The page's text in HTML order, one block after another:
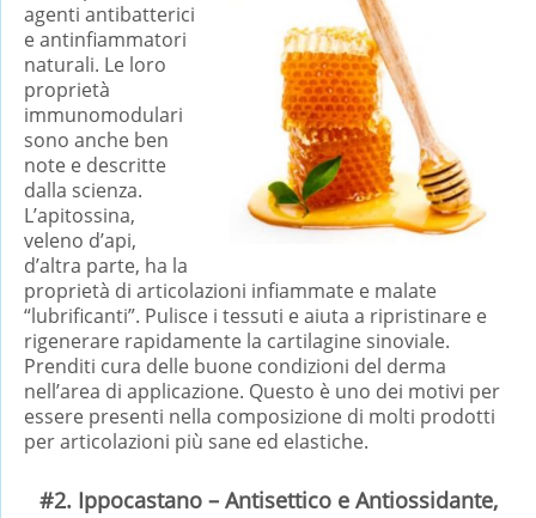
agenti antibatterici
e antinfiammatori
naturali. Le loro
proprietà
immunomodulari
sono anche ben
note e descritte
dalla scienza.
L’apitossina,
veleno d’api,
d’altra parte, ha la
proprietà di articolazioni infiammate e malate
“lubrificanti”. Pulisce i tessuti e aiuta a ripristinare e
rigenerare rapidamente la cartilagine sinoviale.
Prenditi cura delle buone condizioni del derma
nell’area di applicazione. Questo è uno dei motivi per
essere presenti nella composizione di molti prodotti
per articolazioni più sane ed elastiche.
#2. Ippocastano – Antisettico e Antiossidante,